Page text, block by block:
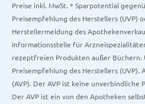
Preise inkl. MwSt. * Sparpotential
Preisempfehlung des Herstellers (UVP)
Herstellermeldung des
Informationsstelle für
rezeptfreien Produkten außer Büchern.
Preisempfehlung des Herstellers (UVP).
(AVP). Der AVP ist keine
Der AVP ist ein von den Apotheken